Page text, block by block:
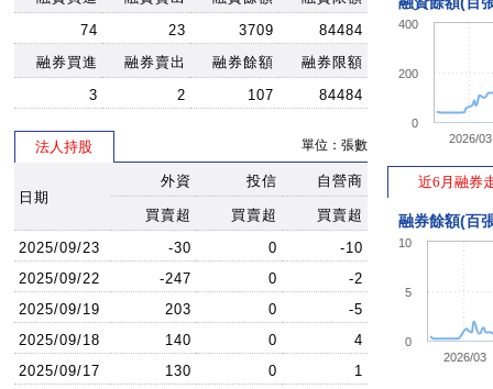
74
23 3709
84484
融券買進
融券賣出 融券餘額
融券限額
3
2 107 84484
法人持股 單位：張數
日期
外資 投信 自營商
買賣超 買賣超
買賣超
2025/09/23
-30 0
-10
2025/09/22
-247 0
-2
2025/09/19
203 0
-5
2025/09/18
140 0
4
2025/09/17
130 0 1
2026/03
0
200
400
近6月融券
融券餘額(百
2026/03
0
5
10